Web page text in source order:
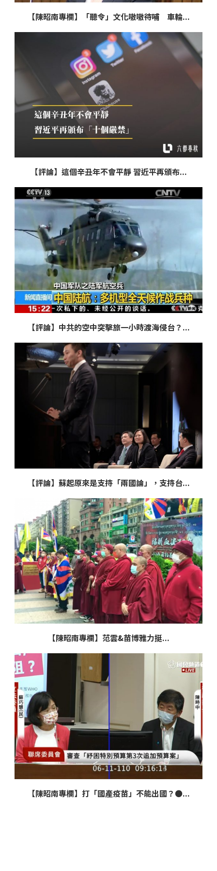
【陳昭南專欄】「聽令」文化嗷嗷待哺 車輪...
【評論】這個辛丑年不會平靜 習近平再頒布...
【評論】中共的空中突擊旅一小時渡海侵台？...
【評論】蘇起原來是支持「兩國論」，支持台...
【陳昭南專欄】范雲&苗博雅力挺...
【陳昭南專欄】打「國產疫苗」不能出國？●...